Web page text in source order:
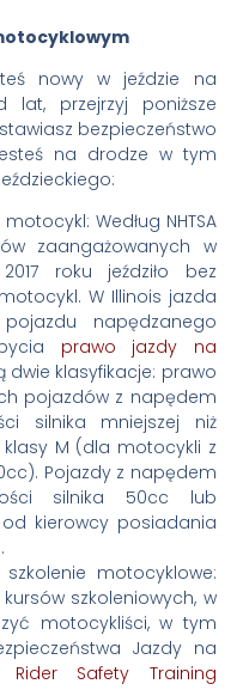
nowy w jeździe na
przejrzyj poniższe
bezpieczeństwo
na drodze w tym
Według NHTSA
zaangażowanych w
roku jeździło bez
W Illinois jazda
napędzanego
prawo jazdy na
dwie klasyfikacje: prawo
pojazdów z napędem
silnika mniejszej niż
M (dla motocykli z
Pojazdy z napędem
silnika 50cc lub
kierowcy posiadania
szkolenie motocyklowe:
szkoleniowych, w
motocykliści, w tym
Jazdy na
Rider Safety Training